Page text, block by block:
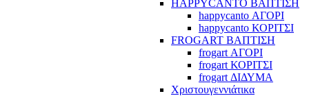
HAPPYCANTO ΒΑΠΤΙΣΗ
happycanto ΑΓΟΡΙ
happycanto ΚΟΡΙΤΣΙ
FROGART ΒΑΠΤΙΣΗ
frogart ΑΓΟΡΙ
frogart ΚΟΡΙΤΣΙ
frogart ΔΙΔΥΜΑ
Χριστουγεννιάτικα